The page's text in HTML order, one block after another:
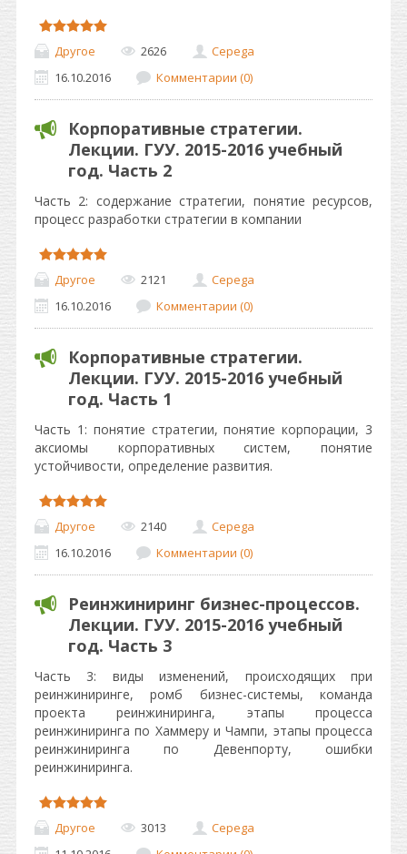
Другое 2626
Cepega
16.10.2016
Комментарии (0)
Корпоративные стратегии.
Лекции. ГУУ. 2015-2016 учебный
год. Часть 2
Часть 2: содержание стратегии, понятие ресурсов,
процесс разработки стратегии в компании
Другое 2121
Cepega
16.10.2016
Комментарии (0)
Корпоративные стратегии.
Лекции. ГУУ. 2015-2016 учебный
год. Часть 1
Часть 1: понятие стратегии, понятие корпорации, 3
аксиомы корпоративных систем, понятие
устойчивости, определение развития.
Другое 2140
Cepega
16.10.2016
Комментарии (0)
Реинжиниринг бизнес-процессов.
Лекции. ГУУ. 2015-2016 учебный
год. Часть 3
Часть 3: виды изменений, происходящих при
реинжиниринге, ромб бизнес-системы, команда
проекта реинжиниринга, этапы процесса
реинжиниринга по Хаммеру и Чампи, этапы процесса
реинжиниринга по Девенпорту, ошибки
реинжиниринга.
Другое 3013
Cepega